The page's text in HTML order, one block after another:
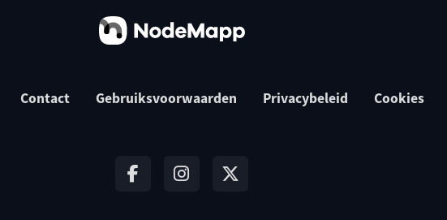
Contact Gebruiksvoorwaarden Privacybeleid Cookies